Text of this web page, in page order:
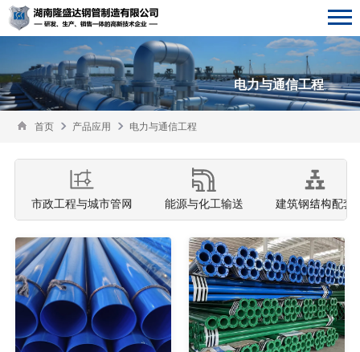
电力与通信工程
首页 产品应用 电力与通信工程
市政工程与城市管网 能源与化工输送 建筑钢结构配套